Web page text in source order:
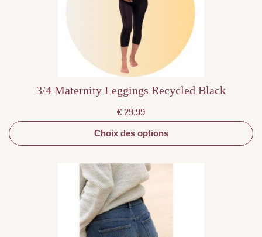
3/4 Maternity Leggings Recycled Black
€ 29,99
Choix des options
être
choisies
sur
la
page
du
produit
Ce
produit
a
plusieurs
variations.
Les
options
peuvent